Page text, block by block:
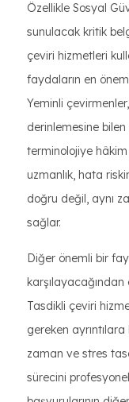
Özellikle Sosyal
sunulacak kritik
çeviri hizmetleri
faydaların en
Yeminli
derinlemesine
terminolojiye
uzmanlık, hata
doğru değil, aynı
sağlar.
Diğer önemli bir
Tasdikli çeviri
gereken
zaman ve stres
sürecini